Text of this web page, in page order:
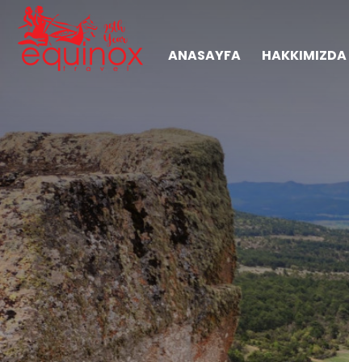
ANASAYFA HAKKIMIZDA